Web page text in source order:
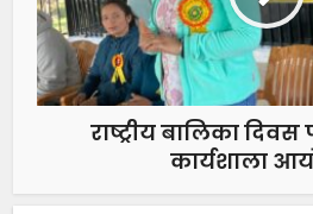
राष्ट्रीय बालिका
कार्यशाला